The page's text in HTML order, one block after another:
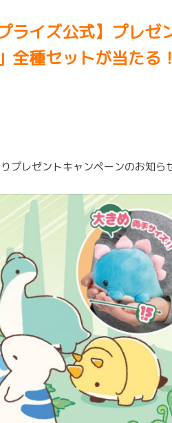
ライズ公式】プレゼ
全種セットが当たる
プレゼントキャンペーンのお知ら